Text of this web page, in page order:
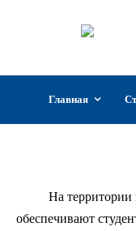
содержимому
Главная
На
обеспечивают